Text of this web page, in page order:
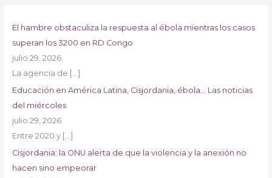
El hambre obstaculiza la respuesta al ébola mientras los casos
superan los 3200 en RD Congo
julio 29, 2026
La agencia de […]
Educación en América Latina, Cisjordania, ébola… Las noticias
del miércoles
julio 29, 2026
Entre 2020 y […]
Cisjordania: la ONU alerta de que la violencia y la anexión no
hacen sino empeorar